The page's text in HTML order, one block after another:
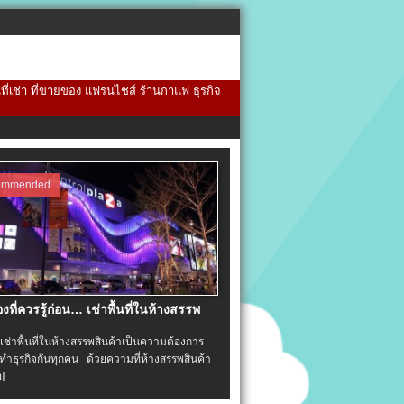
เช่า ที่ขายของ แฟรนไชส์ ร้านกาแฟ ธุรกิจ
งที่ควรรู้ก่อน… เช่าพื้นที่ในห้างสรรพ
พื้นที่ในห้างสรรพสินค้าเป็นความต้องการ
ำธุรกิจกันทุกคน ด้วยความที่ห้างสรรพสินค้า